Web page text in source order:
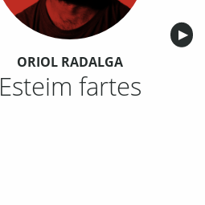
▶︎
ORIOL RADALGA
Esteim fartes